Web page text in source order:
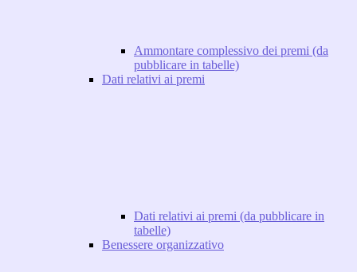
Ammontare complessivo dei premi (da
pubblicare in tabelle)
Dati relativi ai premi
Dati relativi ai premi (da pubblicare in
tabelle)
Benessere organizzativo